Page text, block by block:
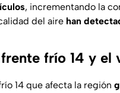
, incrementando la
del aire han
frío 14 y el
14 que afecta la región